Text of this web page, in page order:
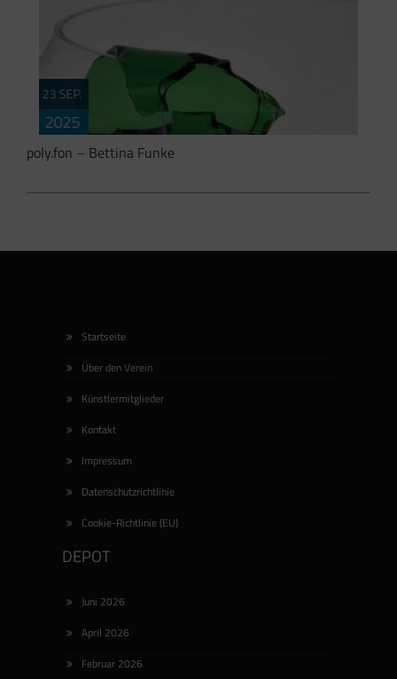
In der neuen Ausstellungsreihe “Rochade” des
Kunstvereins Artgerechte Haltung Bildende Künstler
Esslingen werden Ateliers zu Ausstellungsräumen.
Am Samstag den 12.10.2025 […]
23 SEP.
2025
DIESELSTRASSE, eine Kooperation von artgerechte
dieselstrasse e.V.: BETTINA FUNKE […]
poly.fon – Bettina Funke
Startseite
Über den Verein
Künstlermitglieder
Kontakt
Impressum
Datenschutzrichtlinie
Cookie-Richtlinie (EU)
DEPOT
Juni 2026
April 2026
Februar 2026